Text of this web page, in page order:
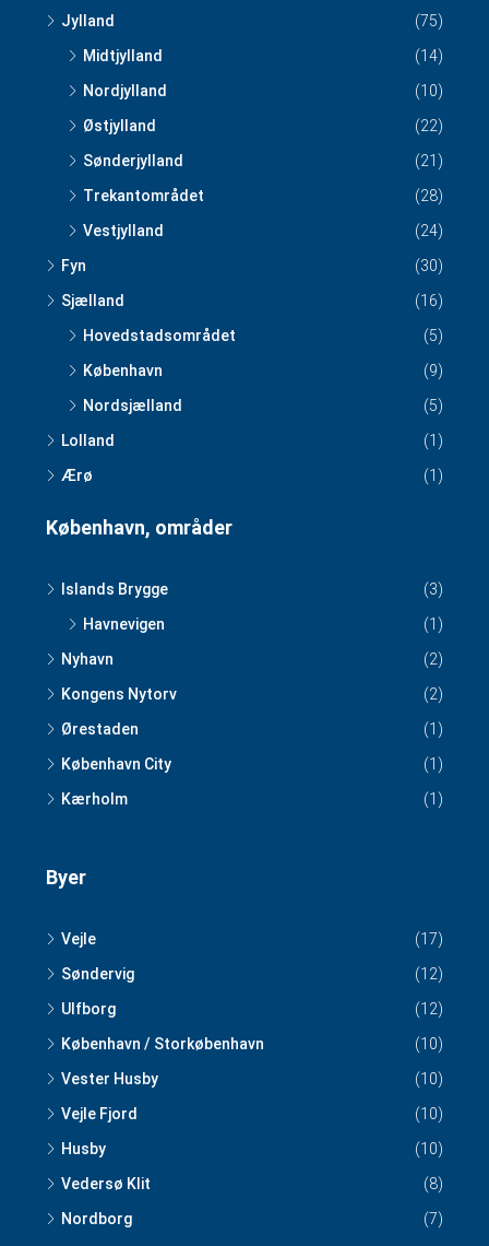
Jylland
(75)
Midtjylland
(14)
Nordjylland
(10)
Østjylland
(22)
Sønderjylland
(21)
Trekantområdet
(28)
Vestjylland
(24)
Fyn
(30)
Sjælland
(16)
Hovedstadsområdet
(5)
København
(9)
Nordsjælland
(5)
Lolland
(1)
Ærø
(1)
København, områder
Islands Brygge
(3)
Havnevigen
(1)
Nyhavn
(2)
Kongens Nytorv
(2)
Ørestaden
(1)
København City
(1)
Kærholm
(1)
Byer
Vejle
(17)
Søndervig
(12)
Ulfborg
(12)
København / Storkøbenhavn
(10)
Vester Husby
(10)
Vejle Fjord
(10)
Husby
(10)
Vedersø Klit
(8)
Nordborg
(7)